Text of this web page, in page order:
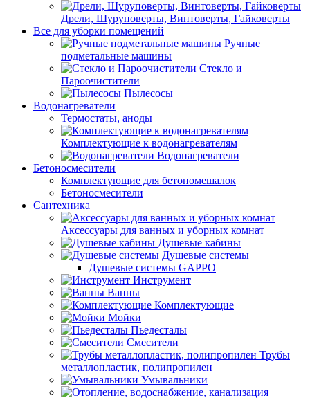
Дрели, Шуруповерты, Винтоверты, Гайковерты
Все для уборки помещений
Ручные
подметальные машины
Стекло и
Пароочистители
Пылесосы
Водонагреватели
Термостаты, аноды
Комплектующие к водонагревателям
Водонагреватели
Бетоносмесители
Комплектующие для бетономешалок
Бетоносмесители
Сантехника
Аксессуары для ванных и уборных комнат
Душевые кабины
Душевые системы
Душевые системы GAPPO
Инструмент
Ванны
Комплектующие
Мойки
Пьедесталы
Смесители
Трубы
металлопластик, полипропилен
Умывальники